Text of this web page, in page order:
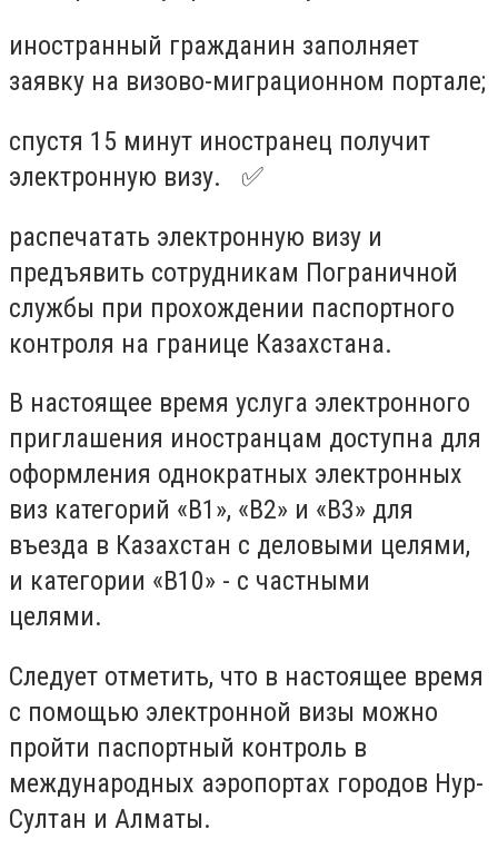
иностранный гражданин заполняет
заявку на визово-миграционном портале;
спустя 15 минут иностранец получит
электронную визу.⠀✅
распечатать электронную визу и
предъявить сотрудникам Пограничной
службы при прохождении паспортного
контроля на границе Казахстана.⠀
В настоящее время услуга электронного
приглашения иностранцам доступна для
оформления однократных электронных
виз категорий «В1», «В2» и «В3» для
въезда в Казахстан с деловыми целями,
и категории «В10» - с частными
целями.⠀
Следует отметить, что в настоящее время
с помощью электронной визы можно
пройти паспортный контроль в
международных аэропортах городов Нур-
Султан и Алматы.